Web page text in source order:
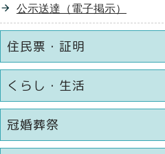
公示送達（電子掲示）
住民票・証明
くらし・生活
冠婚葬祭